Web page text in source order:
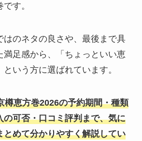
す。
はのネタの良さや、最後まで具
満足感から、「ちょっといい恵
いう方に選ばれています。
樽恵方巻2026の予約期間・種類
の可否・口コミ評判まで、気に
とめて分かりやすく解説してい